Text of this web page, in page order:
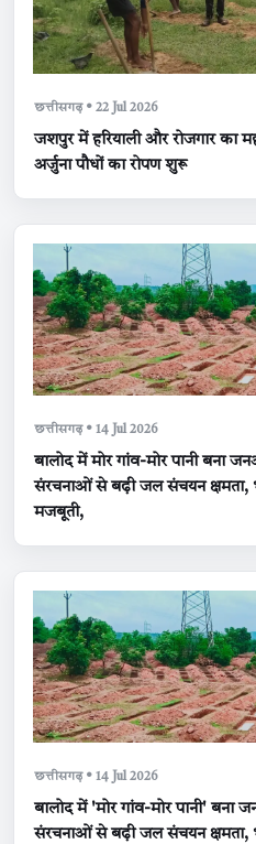
छत्तीसगढ़ • 22 Jul 2026
जशपुर में हरियाली और रोजगार का
अर्जुना पौधों का रोपण शुरू
छत्तीसगढ़ • 14 Jul 2026
बालोद में मोर गांव-मोर पानी बना
संरचनाओं से बढ़ी जल संचयन क्षमता,
मजबूती,
छत्तीसगढ़ • 14 Jul 2026
बालोद में 'मोर गांव-मोर पानी'
संरचनाओं से बढ़ी जल संचयन क्षमता,